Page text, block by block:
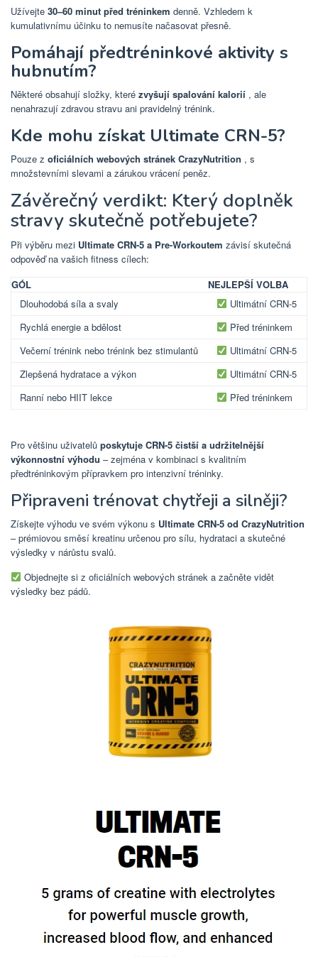
Užívejte 30–60 minut před tréninkem denně. Vzhledem k
kumulativnímu účinku to nemusíte načasovat přesně.
Pomáhají předtréninkové aktivity s
hubnutím?
Některé obsahují složky, které zvyšují spalování kalorií , ale
nenahrazují zdravou stravu ani pravidelný trénink.
Kde mohu získat Ultimate CRN-5?
Pouze z oficiálních webových stránek CrazyNutrition , s
množstevními slevami a zárukou vrácení peněz.
Závěrečný verdikt: Který doplněk
stravy skutečně potřebujete?
Při výběru mezi Ultimate CRN-5 a Pre-Workoutem závisí skutečná
odpověď na vašich fitness cílech:
GÓL
NEJLEPŠÍ VOLBA
Dlouhodobá síla a svaly
Ultimátní CRN-5
Rychlá energie a bdělost
Před tréninkem
Večerní trénink nebo trénink bez stimulantů
Ultimátní CRN-5
Zlepšená hydratace a výkon
Ultimátní CRN-5
Ranní nebo HIIT lekce
Před tréninkem
Pro většinu uživatelů poskytuje CRN-5 čistší a udržitelnější
výkonnostní výhodu – zejména v kombinaci s kvalitním
předtréninkovým přípravkem pro intenzivní tréninky.
Připraveni trénovat chytřeji a silněji?
Získejte výhodu ve svém výkonu s Ultimate CRN-5 od CrazyNutrition
– prémiovou směsí kreatinu určenou pro sílu, hydrataci a skutečné
výsledky v nárůstu svalů.
Objednejte si z oficiálních webových stránek a začněte vidět
výsledky bez pádů.